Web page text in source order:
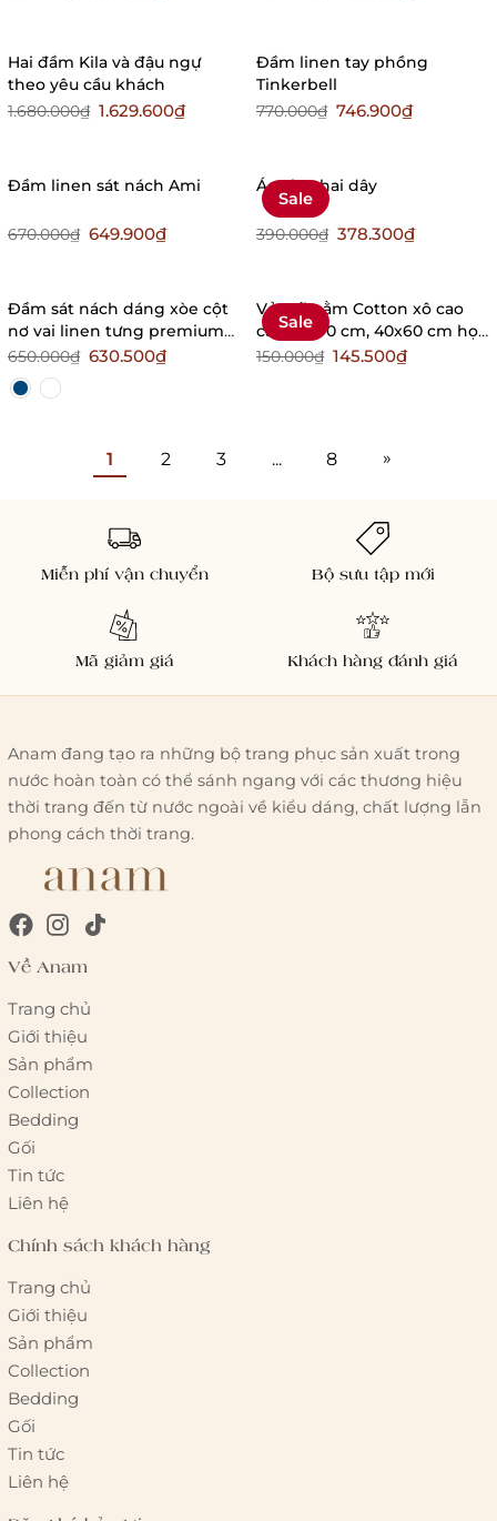
Hai đầm Kila và đậu ngự
theo yêu cầu khách
1.680.000₫ 1.629.600₫
Đầm linen tay phồng
Tinkerbell
770.000₫ 746.900₫
Đầm linen sát nách Ami
670.000₫ 649.900₫
Sale
Áo Tina hai dây
390.000₫ 378.300₫
Đầm sát nách dáng xòe cột
nơ vai linen tưng premium
cao cấp - ANAM
650.000₫ 630.500₫
Sale
Vỏ gối nằm Cotton xô cao
cấp 50x70 cm, 40x60 cm họa
tiết hoa theo phong cách
150.000₫ 145.500₫
1 2 3 ... 8 »
Miễn phí vận chuyển Bộ sưu tập mới
Mã giảm giá Khách hàng đánh giá
Anam đang tạo ra những bộ trang phục sản xuất trong
nước hoàn toàn có thể sánh ngang với các thương hiệu
thời trang đến từ nước ngoài về kiểu dáng, chất lượng lẫn
phong cách thời trang.
Về Anam
Trang chủ
Giới thiệu
Sản phẩm
Collection
Bedding
Gối
Tin tức
Liên hệ
Chính sách khách hàng
Trang chủ
Giới thiệu
Sản phẩm
Collection
Bedding
Gối
Tin tức
Liên hệ